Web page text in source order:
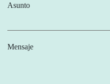
Asunto
Mensaje